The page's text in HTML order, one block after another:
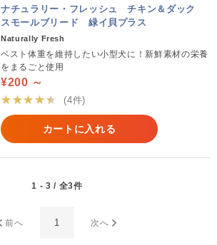
ナチュラリー・フレッシュ チキン＆ダック
スモールブリード 緑イ貝プラス
Naturally Fresh
ベスト体重を維持したい小型犬に！新鮮素材の栄養
をまるごと使用
¥200 ～
★★★★★
(4件)
カートに入れる
1 - 3 / 全3件
前へ 1 次へ